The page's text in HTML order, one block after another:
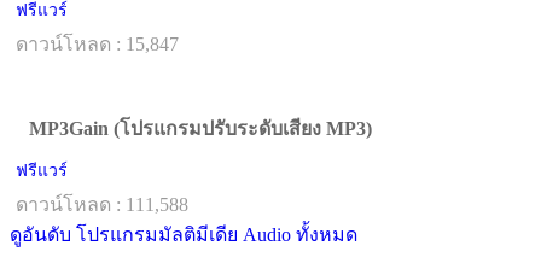
ฟรีแวร์
ดาวน์โหลด : 15,847
MP3Gain (โปรแกรมปรับระดับเสียง MP3)
ฟรีแวร์
ดาวน์โหลด : 111,588
ดูอันดับ โปรแกรมมัลติมีเดีย Audio ทั้งหมด